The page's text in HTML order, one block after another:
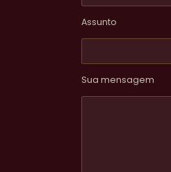
Assunto
Sua mensagem